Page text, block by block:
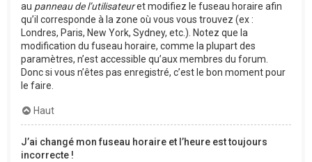
au panneau de l’utilisateuret modifiez le fuseau horaire afin
qu’il corresponde à la zone où vous vous trouvez (ex :
Londres, Paris, New York, Sydney, etc.). Notez que la
modification du fuseau horaire, comme la plupart des
paramètres, n’est accessible qu’aux membres du forum.
Donc si vous n’êtes pas enregistré, c’est le bon moment pour
le faire.
Haut
J’ai changé mon fuseau horaire et l’heure est toujours
incorrecte !